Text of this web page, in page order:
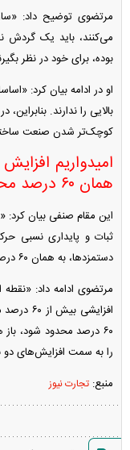
مرتضوی توضیح داد:
می‌کنند، باید یک گردش
بوده، برای خود در نظر
او در ادامه بیان کرد:
بالایی را ندارند.
کوچک‌تر شدن صنعت
امیدواریم
همان ۶۰ درصد محدود شود
این مقام صنفی بیان
ثبات و پایداری نسبی
دستمزدها، به همان ۶۰ درصد محدود شود.»
مرتضوی ادامه داد:
۶۰ درصد محدود شود،
را به سمت افزایش‌های
منبع: تجارت نیوز